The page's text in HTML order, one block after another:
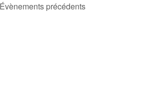
Évènements précédents